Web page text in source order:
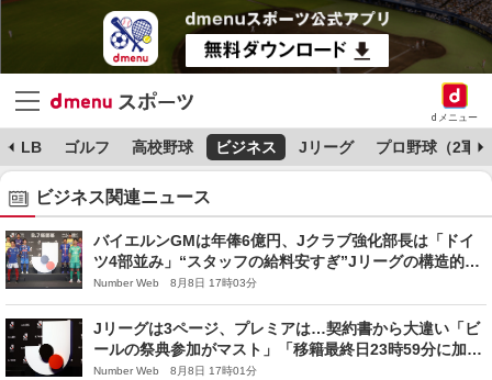
dメニュー
MLB ゴルフ 高校野球 ビジネス Jリーグ プロ野球（2軍）
ビジネス関連ニュース
バイエルンGMは年俸6億円、Jクラブ強化部長は「ドイ
ツ4部並み」“スタッフの給料安すぎ”Jリーグの構造的欠
陥「GMが数千万円なら…」代理人ズバリ
Number Web 8月8日 17時03分
Jリーグは3ページ、プレミアは…契約書から大違い「ビ
ールの祭典参加がマスト」「移籍最終日23時59分に加
入」“最強の代理人”が明かす交渉の内幕
Number Web 8月8日 17時01分